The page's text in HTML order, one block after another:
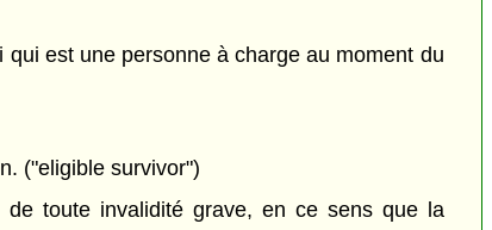
est une personne à charge au moment du
("eligible survivor")
toute invalidité grave, en ce sens que la